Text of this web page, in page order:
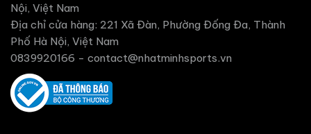
Nội, Việt Nam
Địa chỉ cửa hàng: 221 Xã Đàn, Phường Đống Đa, Thành
Phố Hà Nội, Việt Nam
0839920166 - contact@nhatminhsports.vn